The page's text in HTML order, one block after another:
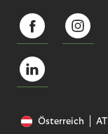
Österreich AT